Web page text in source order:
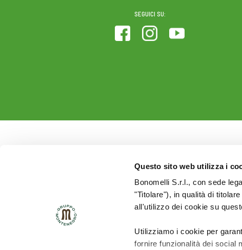
Questo sito web utilizza i
Bonomelli S.r.l., con sede
"Titolare"), in qualità di
all'utilizzo dei cookie su
Utilizziamo i cookie per
fornire funzionalità dei social
SEGUICI SU: